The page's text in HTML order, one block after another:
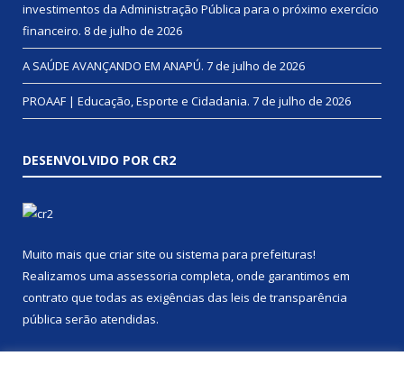
investimentos da Administração Pública para o próximo exercício
financeiro. 8 de julho de 2026
A SAÚDE AVANÇANDO EM ANAPÚ. 7 de julho de 2026
PROAAF | Educação, Esporte e Cidadania. 7 de julho de 2026
DESENVOLVIDO POR CR2
Muito mais que criar site ou sistema para prefeituras!
Realizamos uma assessoria completa, onde garantimos em
contrato que todas as exigências das leis de transparência
pública serão atendidas.